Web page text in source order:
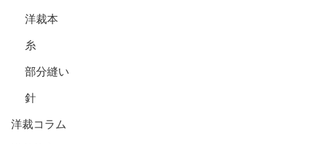
洋裁本
糸
部分縫い
針
洋裁コラム